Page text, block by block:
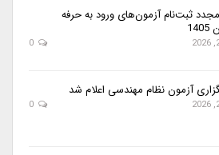
ثبت‌نام آزمون‌های ورود به حرفه
آزمون نظام مهندسی اعلام شد